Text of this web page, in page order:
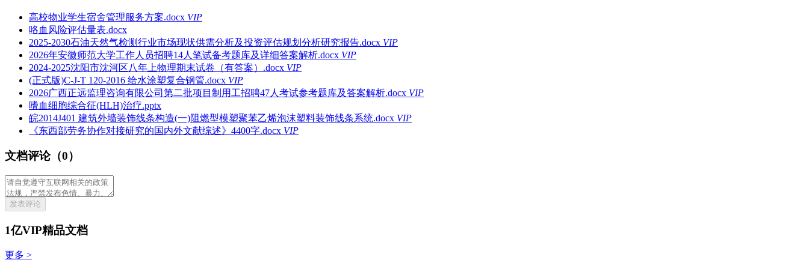
高校物业学生宿舍管理服务方案.docx VIP
咯血风险评估量表.docx
2025-2030石油天然气检测行业市场现状供需分析及投资评估规划分析研究报告.docx VIP
2026年安徽师范大学工作人员招聘14人笔试备考题库及详细答案解析.docx VIP
2024-2025沈阳市沈河区八年上物理期末试卷（有答案）.docx VIP
(正式版)C-J-T 120-2016 给水涂塑复合钢管.docx VIP
2026广西正远监理咨询有限公司第二批项目制用工招聘47人考试参考题库及答案解析.docx VIP
嗜血细胞综合征(HLH)治疗.pptx
皖2014J401 建筑外墙装饰线条构造(一)阻燃型模塑聚苯乙烯泡沫塑料装饰线条系统.docx VIP
《东西部劳务协作对接研究的国内外文献综述》4400字.docx VIP
文档评论（0）
发表评论
1亿VIP精品文档
更多 >